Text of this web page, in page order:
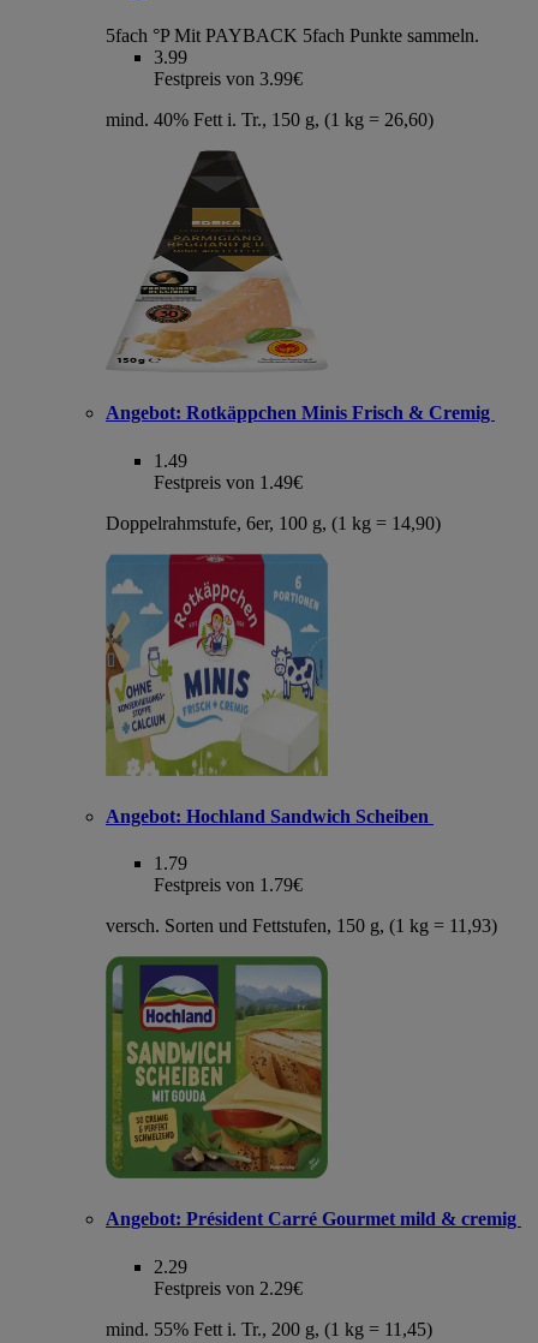
5fach °P Mit PAYBACK 5fach Punkte sammeln.
3.99
Festpreis von 3.99€
mind. 40% Fett i. Tr., 150 g, (1 kg = 26,60)
Angebot: Rotkäppchen Minis Frisch & Cremig
1.49
Festpreis von 1.49€
Doppelrahmstufe, 6er, 100 g, (1 kg = 14,90)
Angebot: Hochland Sandwich Scheiben
1.79
Festpreis von 1.79€
versch. Sorten und Fettstufen, 150 g, (1 kg = 11,93)
Angebot: Président Carré Gourmet mild & cremig
2.29
Festpreis von 2.29€
mind. 55% Fett i. Tr., 200 g, (1 kg = 11,45)